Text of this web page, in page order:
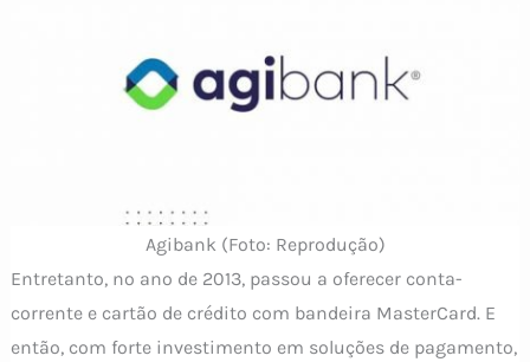
Agibank (Foto: Reprodução)
Entretanto, no ano de 2013, passou a oferecer conta-
corrente e cartão de crédito com bandeira MasterCard. E
então, com forte investimento em soluções de pagamento,